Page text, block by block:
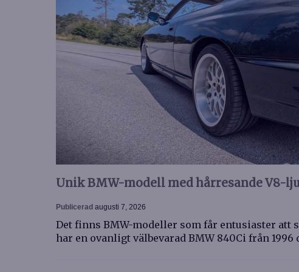
Unik BMW-modell med hårresande V8-
Publicerad augusti 7, 2026
Det finns BMW-modeller som får entusiaster att
har en ovanligt välbevarad BMW 840Ci från